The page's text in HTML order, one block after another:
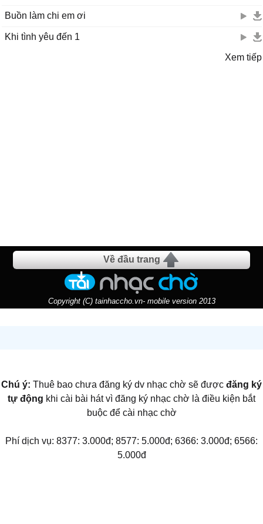
Buồn làm chi em ơi
Khi tình yêu đến 1
Xem tiếp
Về đầu trang
Copyright (C) tainhaccho.vn- mobile version 2013
Chú ý: Thuê bao chưa đăng ký dv nhạc chờ sẽ được đăng ký
tự động khi cài bài hát vì đăng ký nhạc chờ là điều kiện bắt
buộc để cài nhạc chờ
Phí dịch vụ: 8377: 3.000đ; 8577: 5.000đ; 6366: 3.000đ; 6566:
5.000đ